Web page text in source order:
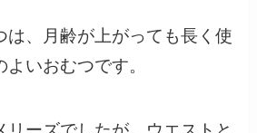
は、月齢が上がっても長く使
いおむつです。